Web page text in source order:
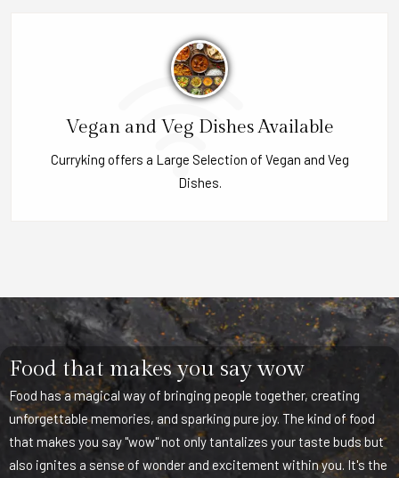
Vegan and Veg Dishes Available
Curryking offers a Large Selection of Vegan and Veg
Dishes.
Food that makes you say wow
Food has a magical way of bringing people together, creating
unforgettable memories, and sparking pure joy. The kind of food
that makes you say "wow" not only tantalizes your taste buds but
also ignites a sense of wonder and excitement within you. It's the